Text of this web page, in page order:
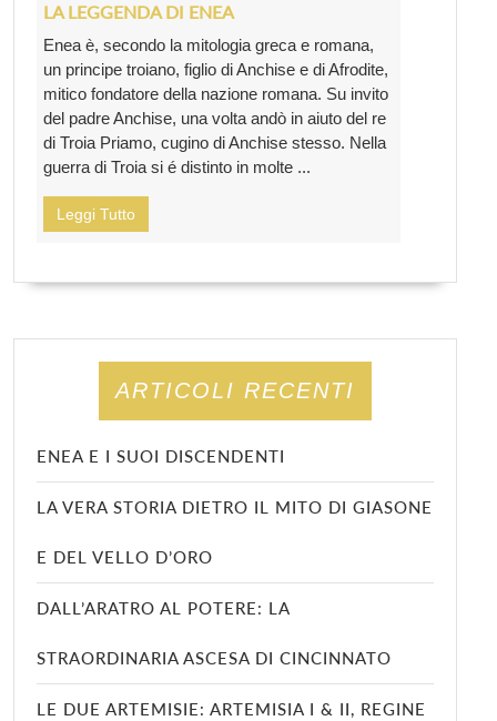
LA LEGGENDA DI ENEA
Enea è, secondo la mitologia greca e romana,
un principe troiano, figlio di Anchise e di Afrodite,
mitico fondatore della nazione romana. Su invito
del padre Anchise, una volta andò in aiuto del re
di Troia Priamo, cugino di Anchise stesso. Nella
guerra di Troia si é distinto in molte ...
Leggi Tutto
ARTICOLI RECENTI
ENEA E I SUOI DISCENDENTI
LA VERA STORIA DIETRO IL MITO DI GIASONE
E DEL VELLO D’ORO
DALL’ARATRO AL POTERE: LA
STRAORDINARIA ASCESA DI CINCINNATO
LE DUE ARTEMISIE: ARTEMISIA I & II, REGINE